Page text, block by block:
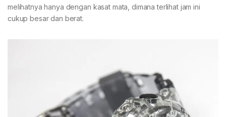
melihatnya hanya dengan kasat mata, dimana terlihat jam ini
cukup besar dan berat.